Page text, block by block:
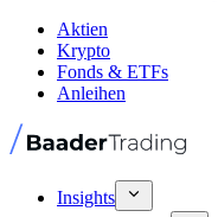
Aktien
Krypto
Fonds & ETFs
Anleihen
Insights